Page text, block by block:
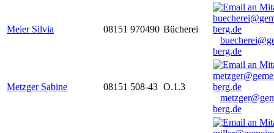
Meier Silvia 08151 970490 Bücherei
berg.de
Metzger Sabine 08151 508-43 O.1.3
berg.de